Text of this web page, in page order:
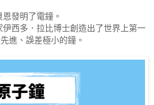
發明了電鐘。
西多．拉比博士創造出了世界上第一
進、誤差極小的鐘。